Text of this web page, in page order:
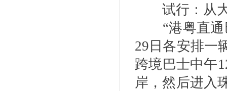
试行：从大
“港粤直通
29日各安排一
跨境巴士中午
岸，然后进入